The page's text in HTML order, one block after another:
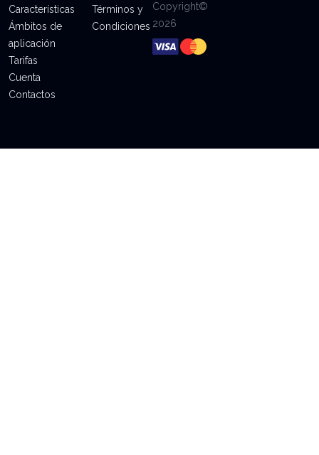
Características
Ámbitos de
aplicación
Tarifas
Cuenta
Contactos
Términos y
Condiciones
Copyright©
2026